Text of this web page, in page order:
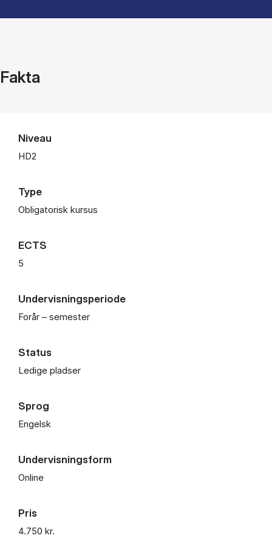
Fakta
Niveau
HD2
Type
Obligatorisk kursus
ECTS
5
Undervisningsperiode
Forår – semester
Status
Ledige pladser
Sprog
Engelsk
Undervisningsform
Online
Pris
4.750 kr.